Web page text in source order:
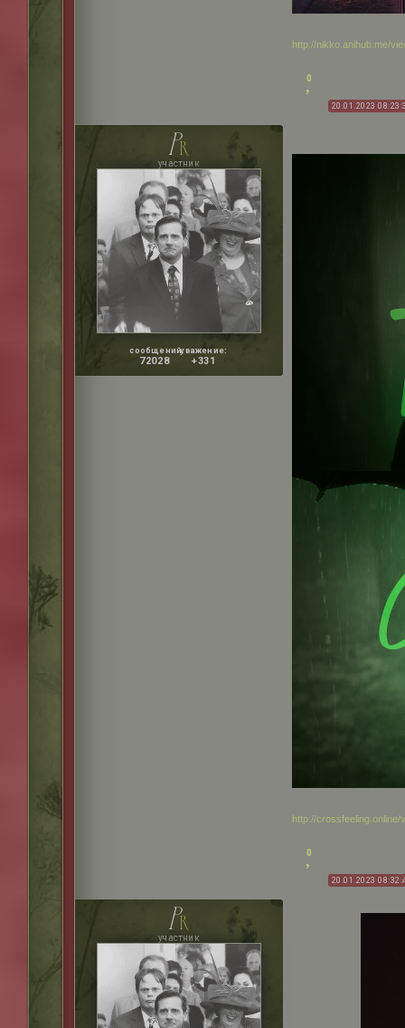
http://nikko.anihub.me/
0
20.01.2023
pr
участник
сообщений:
72028
уважение:
+331
http://
0
20.01.2023
pr
участник